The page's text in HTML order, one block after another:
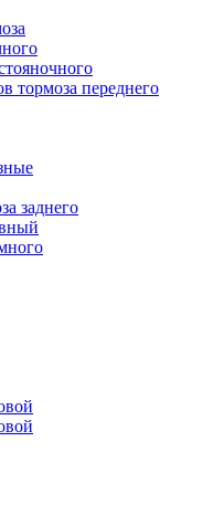
тормоза переднего
заднего